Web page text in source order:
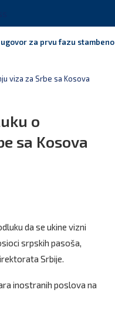
za prvu fazu
viza za Srbe sa Kosova
o
sa Kosova
da se ukine vizni
srpskih pasoša,
Srbije.
inostranih poslova na